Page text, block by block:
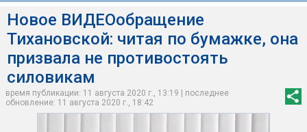
Новое ВИДЕОобращение
Тихановской: читая по бумажке, она
призвала не противостоять
силовикам
время публикации: 11 августа 2020 г., 13:19 | последнее
обновление: 11 августа 2020 г., 18:42